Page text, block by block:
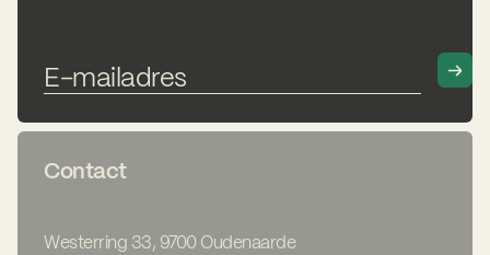
Contact
Westerring 33, 9700 Oudenaarde